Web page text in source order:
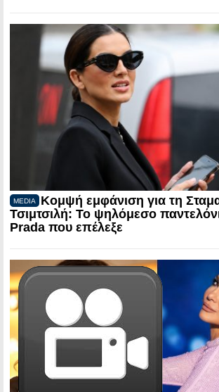
MEDIA
Κομψή εμφάνιση για τη
Τσιμτσιλή: Το ψηλόμεσο
Prada που επέλεξε